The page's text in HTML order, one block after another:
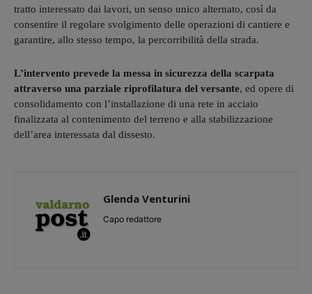
tratto interessato dai lavori, un senso unico alternato, così da
consentire il regolare svolgimento delle operazioni di cantiere e
garantire, allo stesso tempo, la percorribilità della strada.
L’intervento prevede la messa in sicurezza della scarpata
attraverso una parziale riprofilatura del versante, ed opere di
consolidamento con l’installazione di una rete in acciaio
finalizzata al contenimento del terreno e alla stabilizzazione
dell’area interessata dal dissesto.
Glenda Venturini
Capo redattore